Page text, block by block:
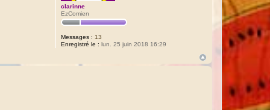
clarinne
EzComien
Messages : 13
Enregistré le : lun. 25 juin 2018 16:29